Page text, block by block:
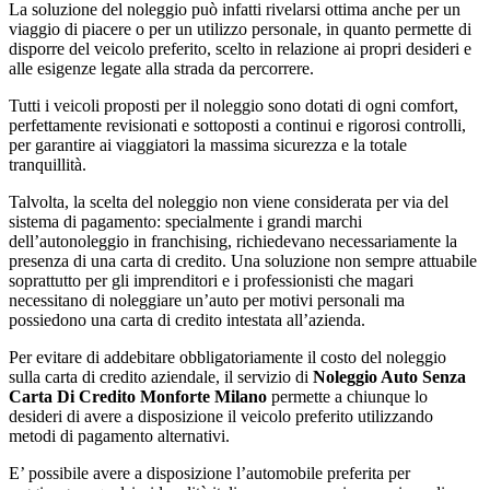
La soluzione del noleggio può infatti rivelarsi ottima anche per un
viaggio di piacere o per un utilizzo personale, in quanto permette di
disporre del veicolo preferito, scelto in relazione ai propri desideri e
alle esigenze legate alla strada da percorrere.
Tutti i veicoli proposti per il noleggio sono dotati di ogni comfort,
perfettamente revisionati e sottoposti a continui e rigorosi controlli,
per garantire ai viaggiatori la massima sicurezza e la totale
tranquillità.
Talvolta, la scelta del noleggio non viene considerata per via del
sistema di pagamento: specialmente i grandi marchi
dell’autonoleggio in franchising, richiedevano necessariamente la
presenza di una carta di credito. Una soluzione non sempre attuabile
soprattutto per gli imprenditori e i professionisti che magari
necessitano di noleggiare un’auto per motivi personali ma
possiedono una carta di credito intestata all’azienda.
Per evitare di addebitare obbligatoriamente il costo del noleggio
sulla carta di credito aziendale, il servizio di Noleggio Auto Senza
Carta Di Credito Monforte Milano permette a chiunque lo
desideri di avere a disposizione il veicolo preferito utilizzando
metodi di pagamento alternativi.
E’ possibile avere a disposizione l’automobile preferita per